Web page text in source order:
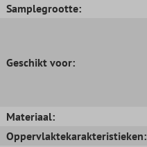
Samplegrootte:
Geschikt voor:
Materiaal:
Oppervlaktekarakteristieken: